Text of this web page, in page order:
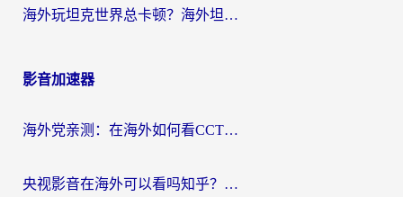
海外玩坦克世界总卡顿？海外坦克世界加速器有哪些？实测好用的选择在这里
影音加速器
海外党亲测：在海外如何看CCTV？告别“仅限大陆播放”的实用指南
央视影音在海外可以看吗知乎？留学生亲测：3步解决地域限制+追剧自由